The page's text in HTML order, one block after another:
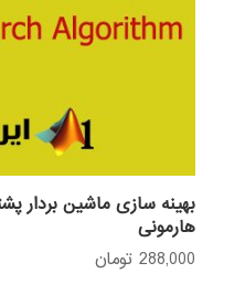
بهینه سازی ماشین بردار
هارمونی
288,000 تومان